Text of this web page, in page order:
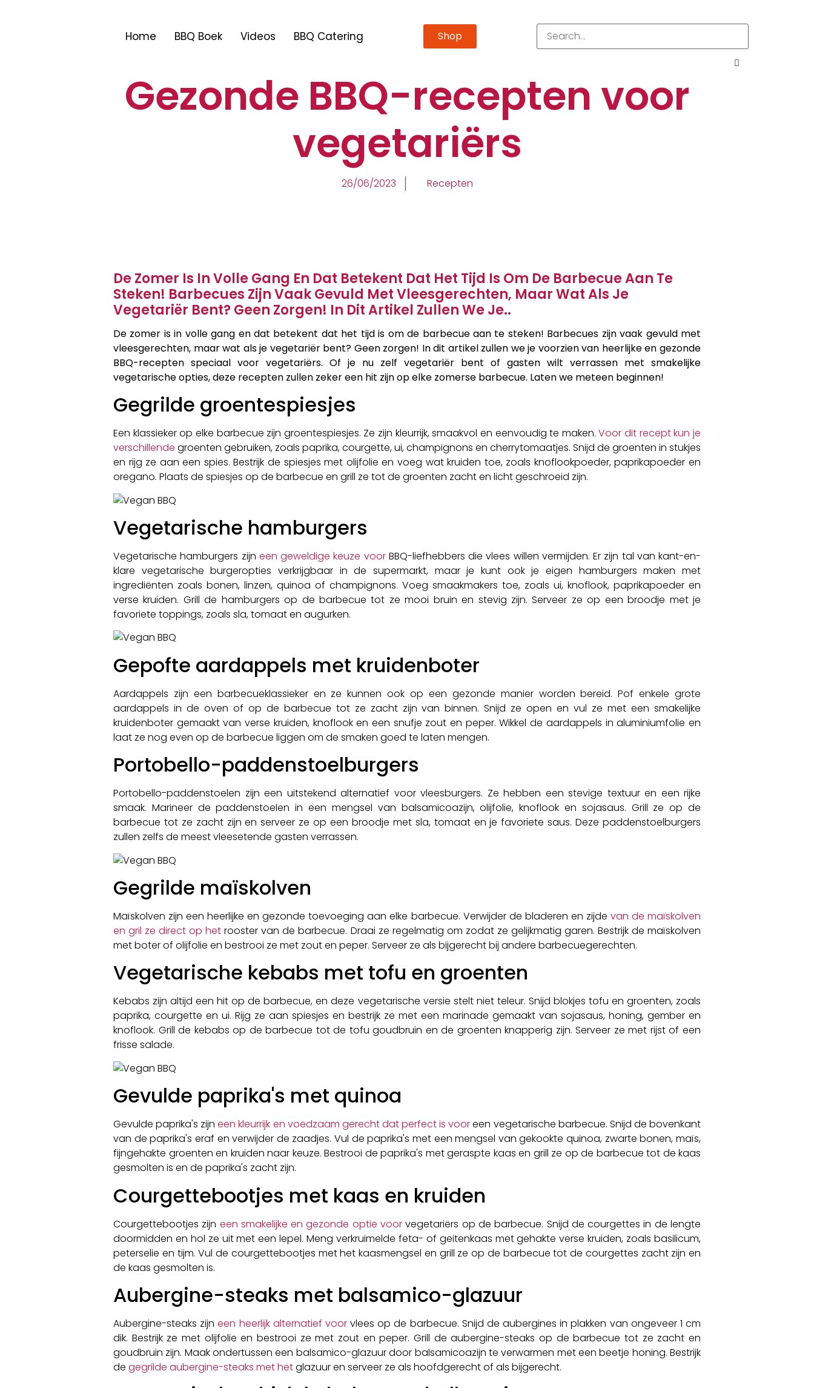
Home BBQ Boek Videos BBQ Catering Shop
Gezonde BBQ-recepten voor
vegetariërs
26/06/2023 Recepten
De Zomer Is In Volle Gang En Dat Betekent Dat Het Tijd Is Om De Barbecue Aan Te
Steken! Barbecues Zijn Vaak Gevuld Met Vleesgerechten, Maar Wat Als Je
Vegetariër Bent? Geen Zorgen! In Dit Artikel Zullen We Je..
De zomer is in volle gang en dat betekent dat het tijd is om de barbecue aan te steken! Barbecues zijn vaak gevuld met
vleesgerechten, maar wat als je vegetariër bent? Geen zorgen! In dit artikel zullen we je voorzien van heerlijke en gezonde
BBQ-recepten speciaal voor vegetariërs. Of je nu zelf vegetariër bent of gasten wilt verrassen met smakelijke
vegetarische opties, deze recepten zullen zeker een hit zijn op elke zomerse barbecue. Laten we meteen beginnen!
Gegrilde groentespiesjes
Een klassieker op elke barbecue zijn groentespiesjes. Ze zijn kleurrijk, smaakvol en eenvoudig te maken.Voor dit recept kun je
verschillende groenten gebruiken, zoals paprika, courgette, ui, champignons en cherrytomaatjes. Snijd de groenten in stukjes
en rijg ze aan een spies. Bestrijk de spiesjes met olijfolie en voeg wat kruiden toe, zoals knoflookpoeder, paprikapoeder en
oregano. Plaats de spiesjes op de barbecue en grill ze tot de groenten zacht en licht geschroeid zijn.
Vegetarische hamburgers
Vegetarische hamburgers zijn een geweldige keuze voorBBQ-liefhebbers die vlees willen vermijden. Er zijn tal van kant-en-
klare vegetarische burgeropties verkrijgbaar in de supermarkt, maar je kunt ook je eigen hamburgers maken met
ingrediënten zoals bonen, linzen, quinoa of champignons. Voeg smaakmakers toe, zoals ui, knoflook, paprikapoeder en
verse kruiden. Grill de hamburgers op de barbecue tot ze mooi bruin en stevig zijn. Serveer ze op een broodje met je
favoriete toppings, zoals sla, tomaat en augurken.
Gepofte aardappels met kruidenboter
Aardappels zijn een barbecueklassieker en ze kunnen ook op een gezonde manier worden bereid. Pof enkele grote
aardappels in de oven of op de barbecue tot ze zacht zijn van binnen. Snijd ze open en vul ze met een smakelijke
kruidenboter gemaakt van verse kruiden, knoflook en een snufje zout en peper. Wikkel de aardappels in aluminiumfolie en
laat ze nog even op de barbecue liggen om de smaken goed te laten mengen.
Portobello-paddenstoelburgers
Portobello-paddenstoelen zijn een uitstekend alternatief voor vleesburgers. Ze hebben een stevige textuur en een rijke
smaak. Marineer de paddenstoelen in een mengsel van balsamicoazijn, olijfolie, knoflook en sojasaus. Grill ze op de
barbecue tot ze zacht zijn en serveer ze op een broodje met sla, tomaat en je favoriete saus. Deze paddenstoelburgers
zullen zelfs de meest vleesetende gasten verrassen.
Gegrilde maïskolven
Maïskolven zijn een heerlijke en gezonde toevoeging aan elke barbecue. Verwijder de bladeren en zijde van de maïskolven
en gril ze direct op het rooster van de barbecue. Draai ze regelmatig om zodat ze gelijkmatig garen. Bestrijk de maïskolven
met boter of olijfolie en bestrooi ze met zout en peper. Serveer ze als bijgerecht bij andere barbecuegerechten.
Vegetarische kebabs met tofu en groenten
Kebabs zijn altijd een hit op de barbecue, en deze vegetarische versie stelt niet teleur. Snijd blokjes tofu en groenten, zoals
paprika, courgette en ui. Rijg ze aan spiesjes en bestrijk ze met een marinade gemaakt van sojasaus, honing, gember en
knoflook. Grill de kebabs op de barbecue tot de tofu goudbruin en de groenten knapperig zijn. Serveer ze met rijst of een
frisse salade.
Gevulde paprika's met quinoa
Gevulde paprika's zijneen kleurrijk en voedzaam gerecht dat perfect is vooreen vegetarische barbecue. Snijd de bovenkant
van de paprika's eraf en verwijder de zaadjes. Vul de paprika's met een mengsel van gekookte quinoa, zwarte bonen, maïs,
fijngehakte groenten en kruiden naar keuze. Bestrooi de paprika's met geraspte kaas en grill ze op de barbecue tot de kaas
gesmolten is en de paprika's zacht zijn.
Courgettebootjes met kaas en kruiden
Courgettebootjes zijn een smakelijke en gezonde optie voor vegetariërs op de barbecue. Snijd de courgettes in de lengte
doormidden en hol ze uit met een lepel. Meng verkruimelde feta- of geitenkaas met gehakte verse kruiden, zoals basilicum,
peterselie en tijm. Vul de courgettebootjes met het kaasmengsel en grill ze op de barbecue tot de courgettes zacht zijn en
de kaas gesmolten is.
Aubergine-steaks met balsamico-glazuur
Aubergine-steaks zijneen heerlijk alternatief voorvlees op de barbecue. Snijd de aubergines in plakken van ongeveer 1 cm
dik. Bestrijk ze met olijfolie en bestrooi ze met zout en peper. Grill de aubergine-steaks op de barbecue tot ze zacht en
goudbruin zijn. Maak ondertussen een balsamico-glazuur door balsamicoazijn te verwarmen met een beetje honing. Bestrijk
de gegrilde aubergine-steaks met hetglazuur en serveer ze als hoofdgerecht of als bijgerecht.